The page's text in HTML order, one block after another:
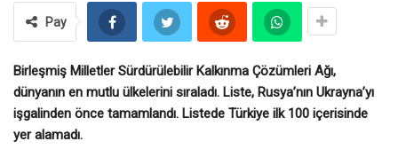
Pay
Birleşmiş Milletler Sürdürülebilir Kalkınma Çözümleri Ağı,
dünyanın en mutlu ülkelerini sıraladı. Liste, Rusya’nın Ukrayna’yı
işgalinden önce tamamlandı. Listede Türkiye ilk 100 içerisinde
yer alamadı.